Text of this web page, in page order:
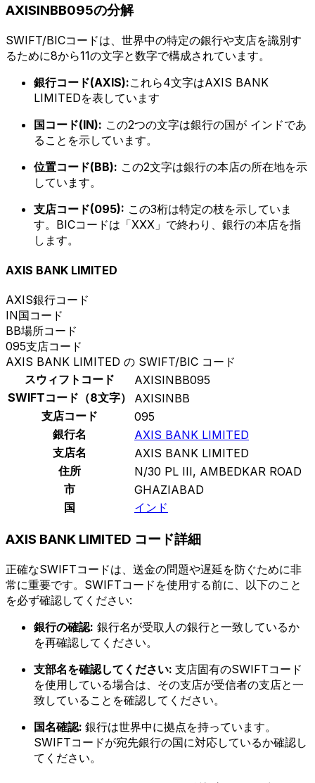
AXISINBB095の分解
SWIFT/BICコードは、世界中の特定の銀行や支店を識別す
るために8から11の文字と数字で構成されています。
銀行コード(AXIS):これら4文字はAXIS BANK
LIMITEDを表しています
国コード(IN): この2つの文字は銀行の国が インドであ
ることを示しています。
位置コード(BB): この2文字は銀行の本店の所在地を示
しています。
支店コード(095): この3桁は特定の枝を示していま
す。BICコードは「XXX」で終わり、銀行の本店を指
します。
AXIS BANK LIMITED
AXIS銀行コード
IN国コード
BB場所コード
095支店コード
AXIS BANK LIMITED の SWIFT/BIC コード
スウィフトコード
AXISINBB095
SWIFTコード（8文字）
AXISINBB
支店コード
095
銀行名
AXIS BANK LIMITED
支店名
AXIS BANK LIMITED
住所
N/30 PL III, AMBEDKAR ROAD
市
GHAZIABAD
国
インド
AXIS BANK LIMITED コード詳細
正確なSWIFTコードは、送金の問題や遅延を防ぐために非
常に重要です。SWIFTコードを使用する前に、以下のこと
を必ず確認してください:
銀行の確認: 銀行名が受取人の銀行と一致しているか
を再確認してください。
支部名を確認してください: 支店固有のSWIFTコード
を使用している場合は、その支店が受信者の支店と一
致していることを確認してください。
国名確認: 銀行は世界中に拠点を持っています。
SWIFTコードが宛先銀行の国に対応しているか確認し
てください。